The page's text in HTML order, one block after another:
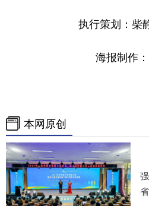
执行策划：柴
海报制作
本网原创